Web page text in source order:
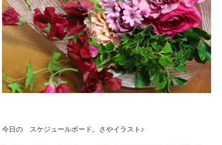
今日の スケジュールボード。さやイラスト♪